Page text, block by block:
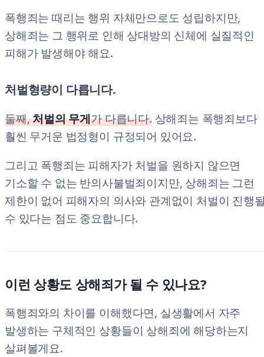
폭행죄는 때리는 행위 자체만으로도 성립하지만,
상해죄는 그 행위로 인해 상대방의 신체에 실질적인
피해가 발생해야 해요.
처벌형량이 다릅니다.
둘째,처벌의 무게가 다릅니다.상해죄는 폭행죄보다
훨씬 무거운 법정형이 규정되어 있어요.
그리고 폭행죄는 피해자가 처벌을 원하지 않으면
기소할 수 없는 반의사불벌죄이지만, 상해죄는 그런
제한이 없어 피해자의 의사와 관계없이 처벌이 진행
수 있다는 점도 중요합니다.
이런 상황도 상해죄가 될 수 있나요?
폭행죄와의 차이를 이해했다면, 실생활에서 자주
발생하는 구체적인 상황들이 상해죄에 해당하는지
살펴볼게요.